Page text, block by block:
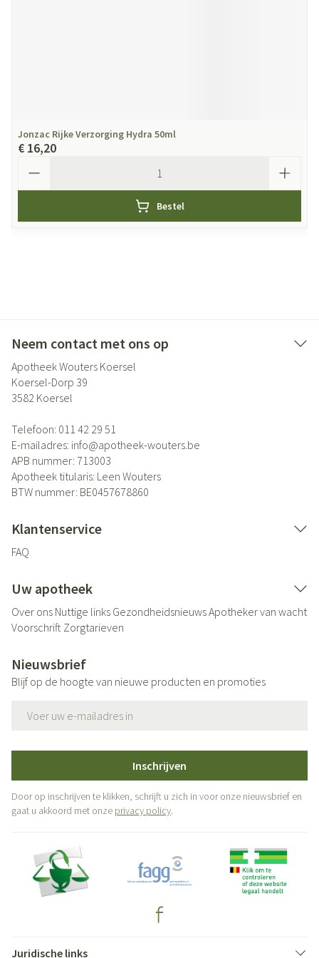
Jonzac Rijke Verzorging Hydra 50ml
€ 16,20
Bestel
Neem contact met ons op
Apotheek Wouters Koersel
Koersel-Dorp 39
3582 Koersel
Telefoon: 011 42 29 51
E-mailadres: info@apotheek-wouters.be
APB nummer: 713003
Apotheek titularis: Leen Wouters
BTW nummer: BE0457678860
Klantenservice
FAQ
Uw apotheek
Over ons Nuttige links GezondheidsnieuwsApotheker van wacht
Voorschrift Zorgtarieven
Nieuwsbrief
Blijf op de hoogte van nieuwe producten en promoties
Inschrijven
Door op inschrijven te klikken, schrijft u zich in voor onze nieuwsbrief en
gaat u akkoord met onze privacy policy.
Juridische links